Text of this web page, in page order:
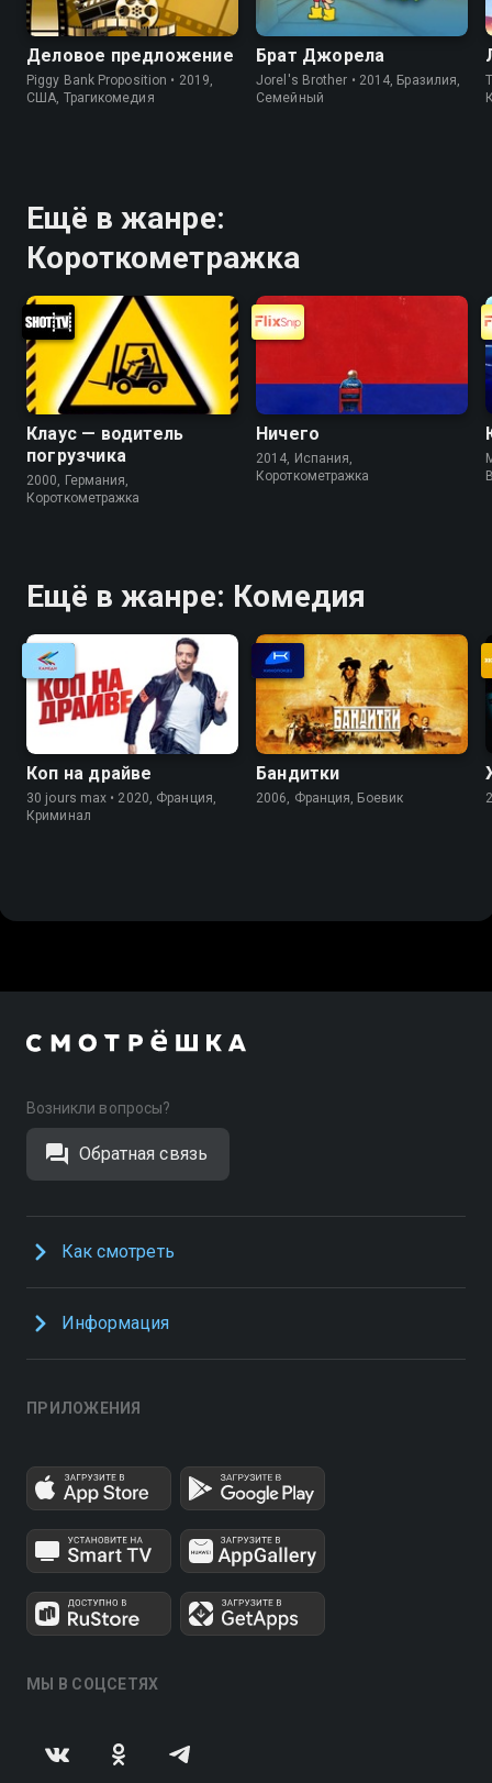
Деловое предложение
Piggy Bank Proposition • 2019,
США, Трагикомедия
Брат Джорела
Jorel's Brother • 2014, Бразилия,
Cемейный
Ещё в жанре:
Короткометражка
Клаус — водитель
погрузчика
2000, Германия,
Короткометражка
Ничего
2014, Испания,
Короткометражка
Ещё в жанре: Комедия
Коп на драйве
30 jours max • 2020, Франция,
Криминал
Бандитки
2006, Франция, Боевик
Возникли вопросы?
Обратная связь
Как смотреть
Информация
ПРИЛОЖЕНИЯ
МЫ В СОЦСЕТЯХ